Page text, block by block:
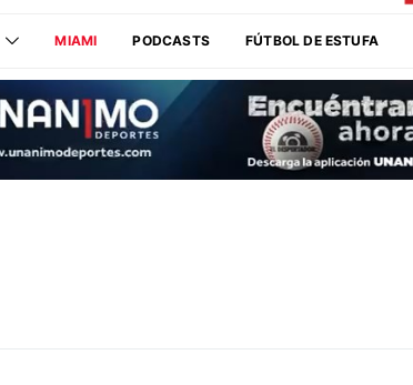
MIAMI PODCASTS FÚTBOL DE ESTUFA